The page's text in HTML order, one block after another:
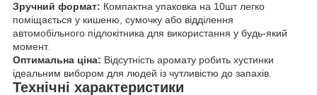
Зручний формат: Компактна упаковка на 10шт легко
поміщається у кишеню, сумочку або відділення
автомобільного підлокітника для використання у будь-який
момент.
Оптимальна ціна: Відсутність аромату робить хустинки
ідеальним вибором для людей із чутливістю до запахів.
Технічні характеристики